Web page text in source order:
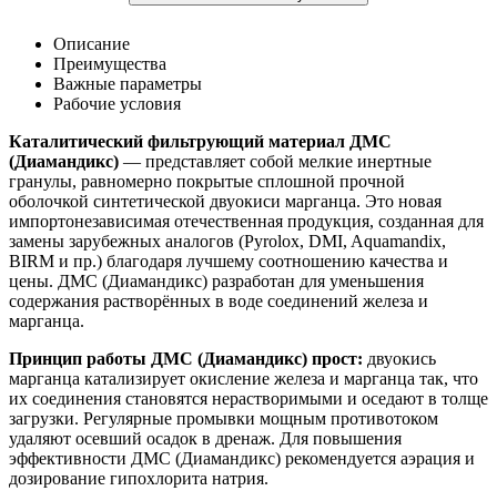
Описание
Преимущества
Важные параметры
Рабочие условия
Каталитический фильтрующий материал ДМС
(Диамандикс) — представляет собой мелкие инертные
гранулы, равномерно покрытые сплошной прочной
оболочкой синтетической двуокиси марганца. Это новая
импортонезависимая отечественная продукция, созданная для
замены зарубежных аналогов (Pyrolox, DMI, Aquamandix,
BIRM и пр.) благодаря лучшему соотношению качества и
цены. ДМС (Диамандикс) разработан для уменьшения
содержания растворённых в воде соединений железа и
марганца.
Принцип работы ДМС (Диамандикс) прост: двуокись
марганца катализирует окисление железа и марганца так, что
их соединения становятся нерастворимыми и оседают в толще
загрузки. Регулярные промывки мощным противотоком
удаляют осевший осадок в дренаж. Для повышения
эффективности ДМС (Диамандикс) рекомендуется аэрация и
дозирование гипохлорита натрия.